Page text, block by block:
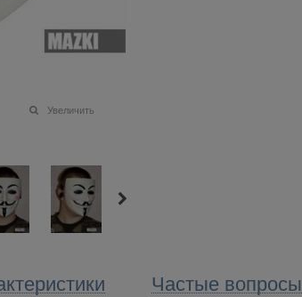
Увеличить
Частые вопросы